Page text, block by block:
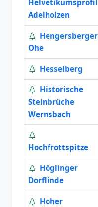
Helvetikumsprofil
Adelholzen
Hengersberger
Ohe
Hesselberg
Historische
Steinbrüche
Wernsbach
Hochfrottspitze
Höglinger
Dorflinde
Hoher